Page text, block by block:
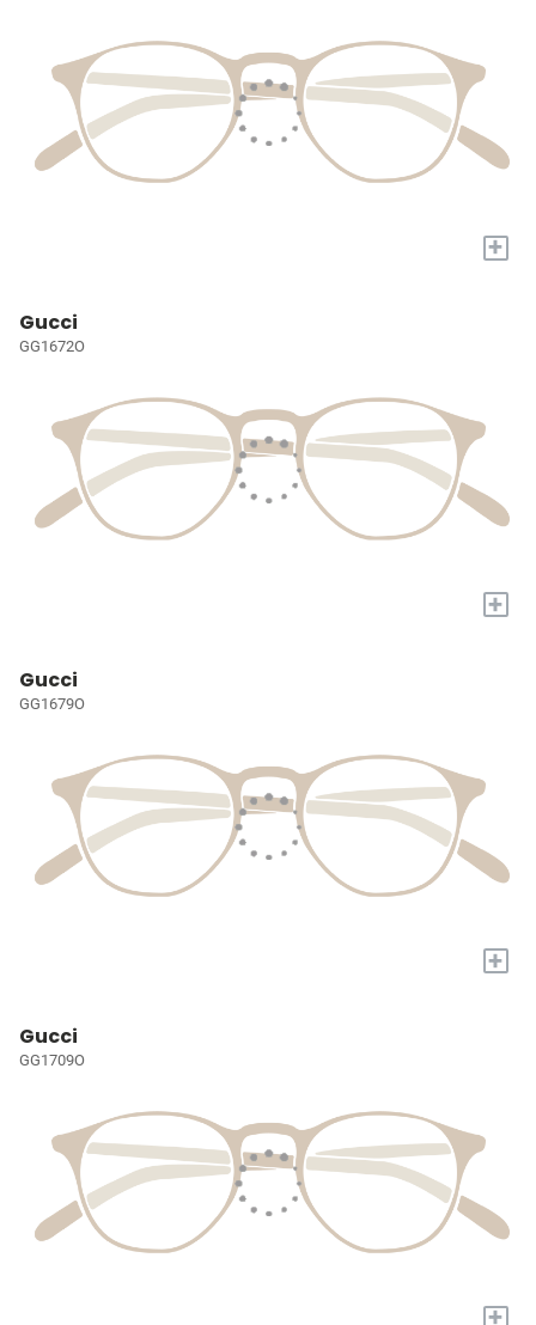
+
Gucci
GG1672O
+
Gucci
GG1679O
+
Gucci
GG1709O
+